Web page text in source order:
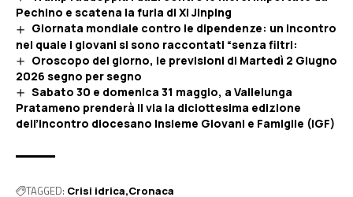
Pechino e scatena la furia di Xi Jinping
Giornata mondiale contro le dipendenze: un incontro
nel quale i giovani si sono raccontati “senza filtri:
Oroscopo del giorno, le previsioni di Martedì 2 Giugno
2026 segno per segno
Sabato 30 e domenica 31 maggio, a Vallelunga
Pratameno prenderà il via la diciottesima edizione
dell’incontro diocesano Insieme Giovani e Famiglie (IGF)
TAGGED: Crisi idrica Cronaca